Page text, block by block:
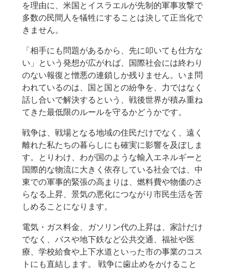
を理由に、米国とイスラエルが先制的軍事攻撃で
多数の民間人を犠牲にすることは決して正当化で
きません。
「相手にも問題があるから、先に叩いても仕方な
い」という発想が広がれば、国際社会には終わり
のない報復と憎悪の連鎖しか残りません。いま問
われているのは、国と国との紛争を、力ではなく
話し合いで解決するという、戦後世界が積み重ね
てきた最低限のルールを守るかどうかです。
戦争は、戦場となる地域の住民だけでなく、遠く
離れた私たちの暮らしにも確実に影響を及ぼしま
す。とりわけ、わが国のような輸入エネルギーと
国際的な物流に大きく依存している社会では、中
東での軍事的緊張の高まりは、燃料費や物価のさ
らなる上昇、景気の悪化につながり市民生活を苦
しめることになります。
電気・ガス料金、ガソリン代の上昇は、家計だけ
でなく、バスや地下鉄など公共交通、福祉や医
療、学校給食や上下水道といった市の事業のコス
トにも直結します。 戦争に歯止めをかけること